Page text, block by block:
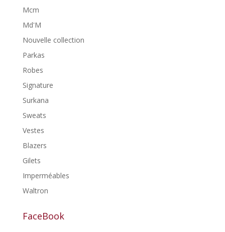
Mcm
Md'M
Nouvelle collection
Parkas
Robes
Signature
Surkana
Sweats
Vestes
Blazers
Gilets
Imperméables
Waltron
FaceBook